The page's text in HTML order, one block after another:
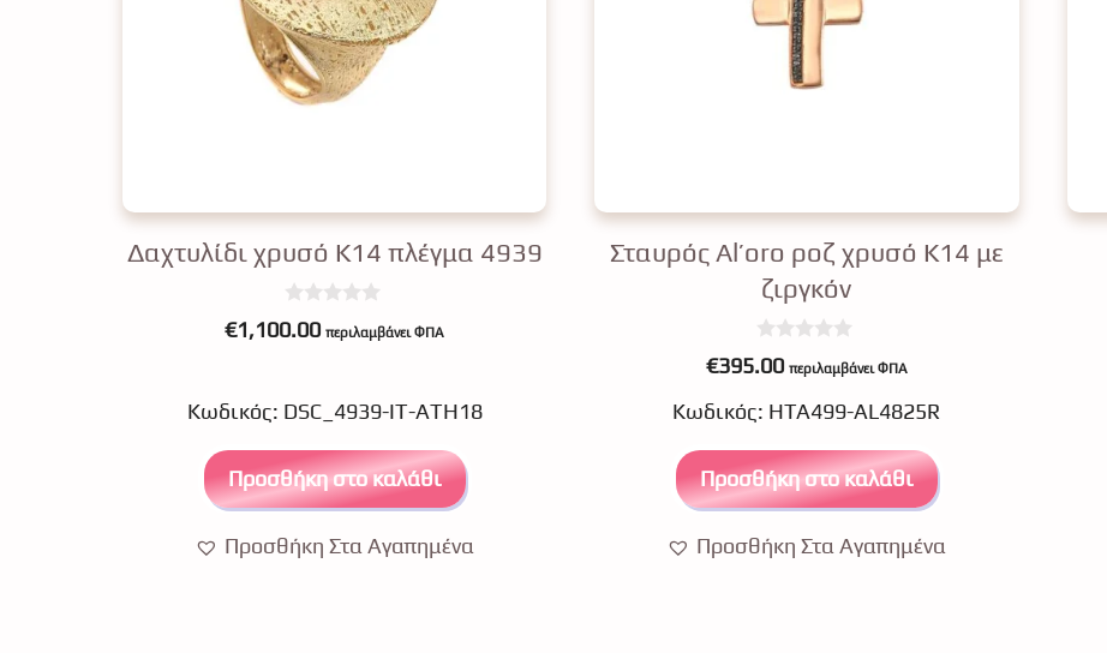
Δαχτυλίδι χρυσό Κ14 πλέγμα 4939
0
o
f
€1,100.00 περιλαμβάνει ΦΠΑ
Κωδικός: DSC_4939-IT-ATH18
Προσθήκη στο καλάθι
Προσθήκη Στα Αγαπημένα
Σταυρός Al’oro ροζ χρυσό Κ14 με
ζιργκόν
0
o
t
5
€395.00 περιλαμβάνει ΦΠΑ
Κωδικός: ΗΤΑ499-AL4825R
Προσθήκη στο καλάθι
Προσθήκη Στα Αγαπημένα